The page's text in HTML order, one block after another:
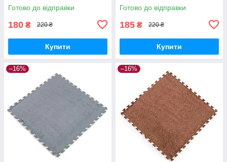
Готово до відправки
180 ₴ 220 ₴
Купити
Готово до відправки
185 ₴ 220 ₴
Купити
–16% –16%